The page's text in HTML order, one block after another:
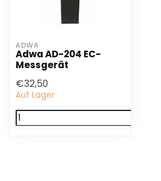
ADWA
Adwa AD-204 EC-
Messgerät
€32,50
Auf Lager